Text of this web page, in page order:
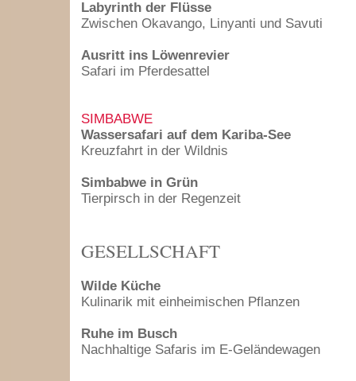
Labyrinth der Flüsse
Zwischen Okavango, Linyanti und Savuti
Ausritt ins Löwenrevier
Safari im Pferdesattel
SIMBABWE
Wassersafari auf dem Kariba-See
Kreuzfahrt in der Wildnis
Simbabwe in Grün
Tierpirsch in der Regenzeit
GESELLSCHAFT
Wilde Küche
Kulinarik mit einheimischen Pflanzen
Ruhe im Busch
Nachhaltige Safaris im E-Geländewagen